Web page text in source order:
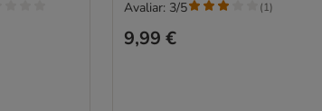
9,99 €
Avaliar: 3/5 (1)